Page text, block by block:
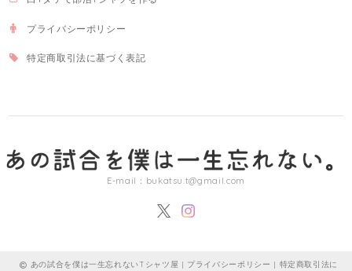
プライバシーポリシー
特定商取引法に基づく表記
E-mail： bukatsu.t@gmail.com
あの試合を僕は一生忘れないTシャツ屋 | プライバシーポリシー | 特定商取引法に